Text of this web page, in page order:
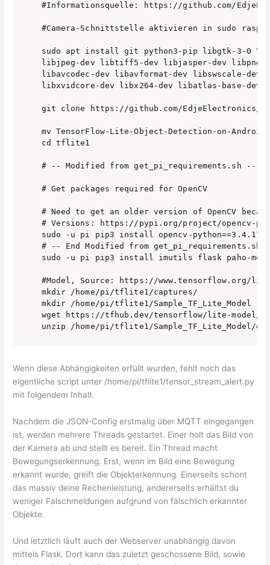
#Informationsquelle: https://github.com/
#Camera-Schnittstelle aktivieren in sudo
sudo apt install git python3-pip libgtk-3-0 \
libjpeg-dev libtiff5-dev libjasper-dev libpng-
libavcodec-dev libavformat-dev libswscale-
libxvidcore-dev libx264-dev libatlas-base-dev
git clone https://github.com/EdjeElectronics/
mv TensorFlow-Lite-Object-Detection-on-
cd tflite1
# -- Modified from get_pi_requirements.sh --
# Get packages required for OpenCV
# Need to get an older version of OpenCV
# Versions: https://pypi.org/project/opencv-
sudo -u pi pip3 install opencv-
# -- End Modified from
sudo -u pi pip3 install imutils flask paho-
#Model, Source: https://www.tensorflow.org/
mkdir /home/pi/tflite1/captures/
mkdir /home/pi/tflite1/Sample_TF_Lite_Model
wget https://tfhub.dev/tensorflow/lite-model/
Wenn diese Abhängigkeiten erfüllt wurden, fehlt noch das
eigentliche script unter /home/pi/tflite1/tensor_stream_alert.py
mit folgendem Inhalt.
Nachdem die JSON-Config erstmalig über MQTT eingegangen
ist, werden mehrere Threads gestartet. Einer holt das Bild von
der Kamera ab und stellt es bereit. Ein Thread macht
Bewegungserkennung. Erst, wenn im Bild eine Bewegung
erkannt wurde, greift die Objekterkennung. Einerseits schont
das massiv deine Rechenleistung, andererseits erhältst du
weniger Falschmeldungen aufgrund von fälschlich erkannter
Objekte.
Und letztlich läuft auch der Webserver unabhängig davon
mittels Flask. Dort kann das zuletzt geschossene Bild, sowie